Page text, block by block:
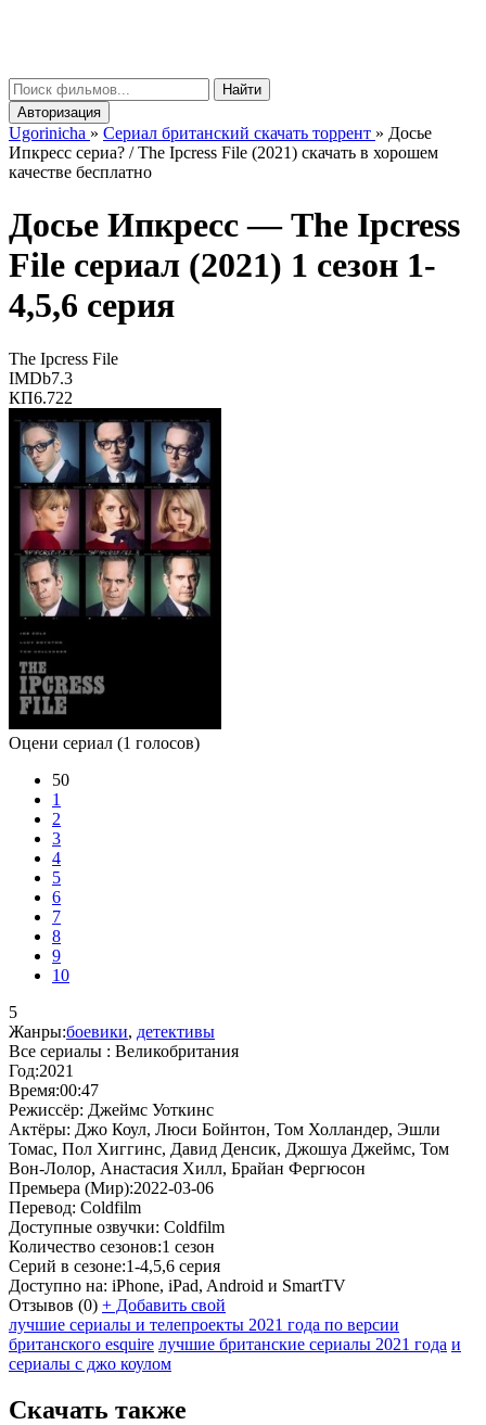
Найти
Авторизация
Ugorinicha » Сериал британский скачать торрент » Досье
Ипкресс сериа? / The Ipcress File (2021) скачать в хорошем
качестве бесплатно
Досье Ипкресс —The Ipcress
File сериал (2021) 1 сезон 1-
4,5,6 серия
The Ipcress File
IMDb7.3
КП6.722
Оцени сериал (1 голосов)
50
1
2
3
4
5
6
7
8
9
10
5
Жанры:боевики, детективы
Все сериалы : Великобритания
Год:2021
Время:00:47
Режиссёр: Джеймс Уоткинс
Актёры: Джо Коул, Люси Бойнтон, Том Холландер, Эшли
Томас, Пол Хиггинс, Давид Денсик, Джошуа Джеймс, Том
Вон-Лолор, Анастасия Хилл, Брайан Фергюсон
Премьера (Мир):2022-03-06
Перевод: Coldfilm
Доступные озвучки: Coldfilm
Количество сезонов:1 сезон
Серий в сезоне:1-4,5,6 серия
Доступно на: iPhone, iPad, Android и SmartTV
Отзывов (0) + Добавить свой
лучшие сериалы и телепроекты 2021 года по версии
британского esquire лучшие британские сериалы 2021 года и
сериалы с джо коулом
Скачать также